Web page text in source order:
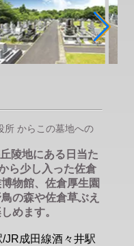
からこの墓地への
陵地にある日当た
ら少し入った佐倉
物館、佐倉厚生園
の森や佐倉草ぶえ
めます。
JR成田線酒々井駅